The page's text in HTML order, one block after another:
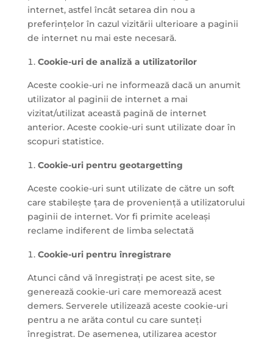
internet, astfel încât setarea din nou a
preferințelor în cazul vizitării ulterioare a paginii
de internet nu mai este necesară.
Cookie-uri de analiză a utilizatorilor
Aceste cookie-uri ne informează dacă un anumit
utilizator al paginii de internet a mai
vizitat/utilizat această pagină de internet
anterior. Aceste cookie-uri sunt utilizate doar în
scopuri statistice.
Cookie-uri pentru geotargetting
Aceste cookie-uri sunt utilizate de către un soft
care stabilește țara de proveniență a utilizatorului
paginii de internet. Vor fi primite aceleași
reclame indiferent de limba selectată
Cookie-uri pentru înregistrare
Atunci când vă înregistrați pe acest site, se
generează cookie-uri care memorează acest
demers. Serverele utilizează aceste cookie-uri
pentru a ne arăta contul cu care sunteți
înregistrat. De asemenea, utilizarea acestor